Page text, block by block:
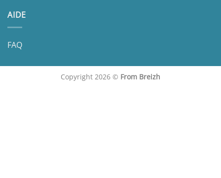
AIDE
FAQ
Copyright 2026 © From Breizh